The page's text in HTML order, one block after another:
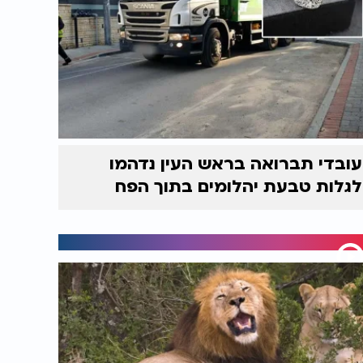
עובדי תברואה בראש העין נדהמו
לגלות טבעת יהלומים בתוך הפח